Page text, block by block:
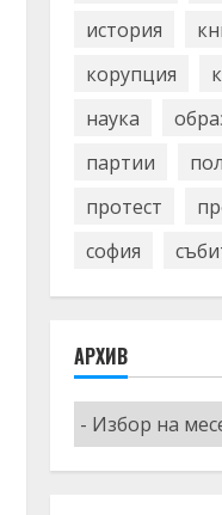
история
корупция
наука
партии
протест
софия
АРХИВ
Архив